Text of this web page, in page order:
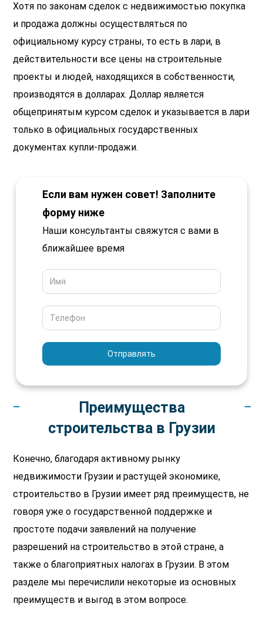
Хотя по законам сделок с недвижимостью покупка
и продажа должны осуществляться по
официальному курсу страны, то есть в лари, в
действительности все цены на строительные
проекты и людей, находящихся в собственности,
производятся в долларах. Доллар является
общепринятым курсом сделок и указывается в лари
только в официальных государственных
документах купли-продажи.
Если вам нужен совет! Заполните
форму ниже
Наши консультанты свяжутся с вами в
ближайшее время
Name
Phone
Преимущества
строительства в Грузии
Конечно, благодаря активному рынку
недвижимости Грузии и растущей экономике,
строительство в Грузии имеет ряд преимуществ, не
говоря уже о государственной поддержке и
простоте подачи заявлений на получение
разрешений на строительство в этой стране, а
также о благоприятных налогах в Грузии. В этом
разделе мы перечислили некоторые из основных
преимуществ и выгод в этом вопросе.